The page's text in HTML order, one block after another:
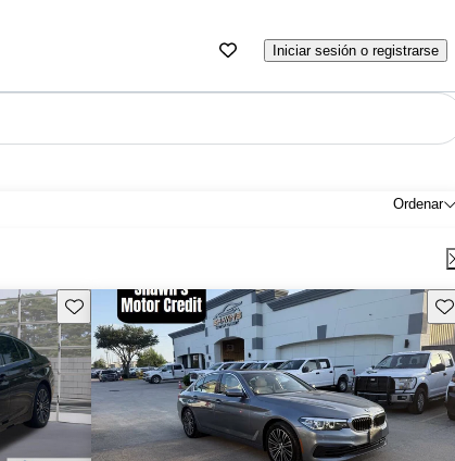
Iniciar sesión o registrarse
Ordenar
Guarda este Aviso